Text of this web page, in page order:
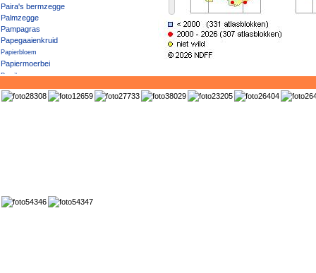
Paira's bermzegge
Palmzegge
Pampagras
Papegaaienkruid
Papierbloem
Papiermoerbei
Paprika
Parelbes
Parelvederkruid
Pennsylvanische esdoorn